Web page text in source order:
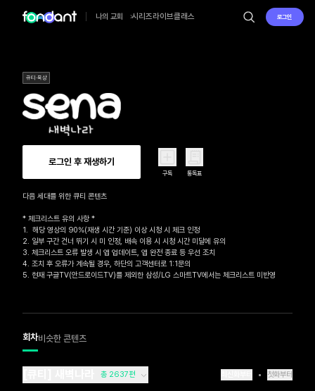
나의 교회 시리즈라이브클래스 로그인
큐티·묵상
로그인 후 재생하기
구독 통독표
다음 세대를 위한 큐티 콘텐츠
* 체크리스트 유의 사항 *
1.  해당 영상의 90%(재생 시간 기준) 이상 시청 시 체크 인정
2. 일부 구간 건너 뛰기 시 미 인정, 배속 이용 시 시청 시간 미달에 유의
3. 체크리스트 오류 발생 시 앱 업데이트, 앱 완전 종료 등 우선 조치
4. 조치 후 오류가 계속될 경우, 하단의 고객센터로 1:1문의
5. 현재 구글TV(안드로이드TV)를 제외한 삼성/LG 스마트TV에서는 체크리스트 미반영
회차비슷한 콘텐츠
총 2637편 첫화부터